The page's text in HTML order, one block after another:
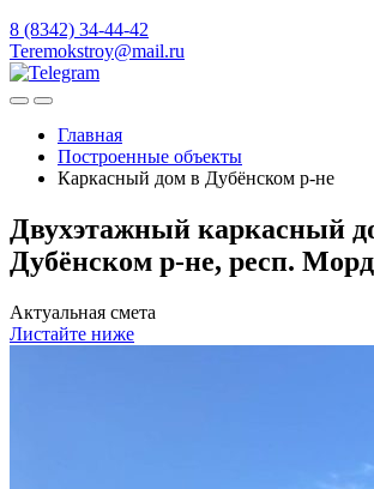
8 (8342) 34-44-42
Teremokstroy@mail.ru
Главная
Построенные объекты
Каркасный дом в Дубёнском р-не
Двухэтажный каркасный
Дубёнском р-не, респ.
Актуальная смета
Листайте ниже